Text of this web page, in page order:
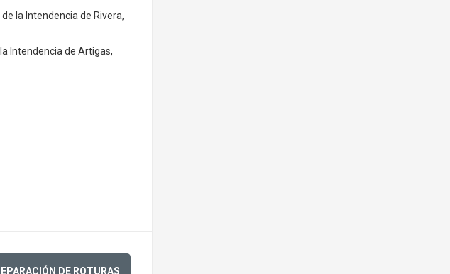
la Intendencia de Rivera,
Intendencia de Artigas,
DE ROTURAS